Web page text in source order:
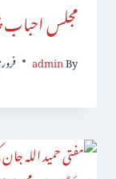
مجلس احباب
By
admin فروری